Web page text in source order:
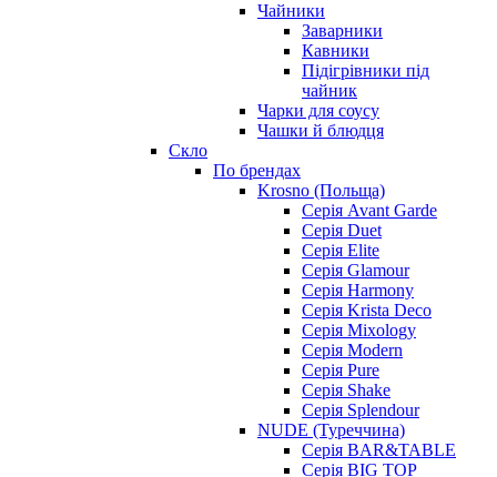
Чайники
Заварники
Кавники
Підігрівники під
чайник
Чарки для соусу
Чашки й блюдця
Скло
По брендах
Krosno (Польща)
Серія Avant Garde
Серія Duet
Серія Elite
Серія Glamour
Серія Harmony
Серія Krista Deco
Серія Mixology
Серія Modern
Серія Pure
Серія Shake
Серія Splendour
NUDE (Туреччина)
Серія BAR&TABLE
Серія BIG TOP